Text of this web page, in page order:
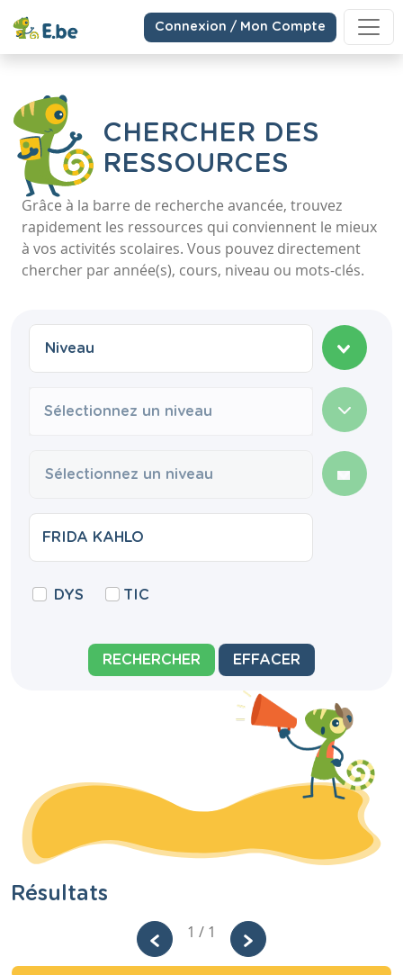
Connexion / Mon Compte
CHERCHER DES
RESSOURCES
Grâce à la barre de recherche avancée, trouvez
rapidement les ressources qui conviennent le mieux
à vos activités scolaires. Vous pouvez directement
chercher par année(s), cours, niveau ou mots-clés.
Sélectionnez un niveau
DYS TIC
RECHERCHER EFFACER
Résultats
1 / 1